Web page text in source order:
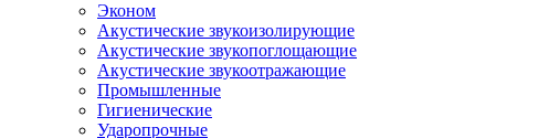
Эконом
Акустические звукоизолирующие
Акустические звукопоглощающие
Акустические звукоотражающие
Промышленные
Гигиенические
Ударопрочные